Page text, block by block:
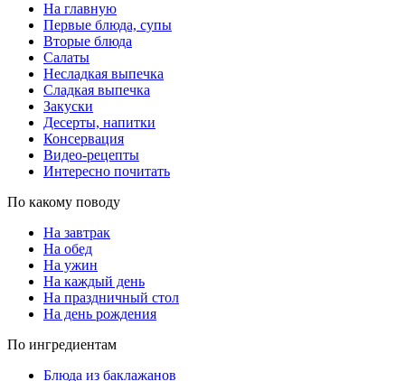
На главную
Первые блюда, супы
Вторые блюда
Салаты
Несладкая выпечка
Сладкая выпечка
Закуски
Десерты, напитки
Консервация
Видео-рецепты
Интересно почитать
По какому поводу
На завтрак
На обед
На ужин
На каждый день
На праздничный стол
На день рождения
По ингредиентам
Блюда из баклажанов